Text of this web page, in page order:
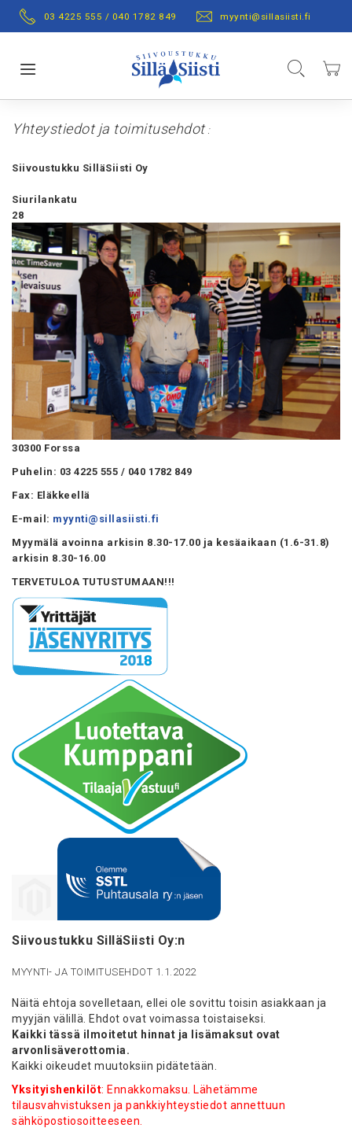
03 4225 555 / 040 1782 849 myynti@sillasiisti.fi
Content
Hae
Yhteystiedotja toimitusehdot:
Siivoustukku SilläSiisti Oy
Siurilankatu
28
30300 Forssa
Puhelin: 03 4225 555 / 040 1782 849
Fax: Eläkkeellä
E-mail: myynti@sillasiisti.fi
Myymälä avoinna arkisin 8.30-17.00 ja kesäaikaan (1.6-31.8)
arkisin 8.30-16.00
TERVETULOA TUTUSTUMAAN!!!
Siivoustukku SilläSiisti Oy:n
MYYNTI- JA TOIMITUSEHDOT 1.1.2022
Näitä ehtoja sovelletaan, ellei ole sovittu toisin asiakkaan ja
myyjän välillä. Ehdot ovat voimassa toistaiseksi.
Kaikki tässä ilmoitetut hinnat ja lisämaksut ovat
arvonlisäverottomia.
Kaikki oikeudet muutoksiin pidätetään.
Yksityishenkilöt: Ennakkomaksu. Lähetämme
tilausvahvistuksen ja pankkiyhteystiedot annettuun
sähköpostiosoitteeseen.